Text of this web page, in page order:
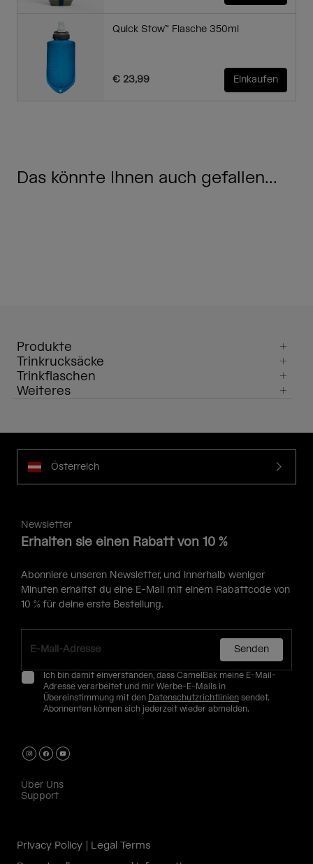
Quick Stow™ Flasche 350ml
€ 23,99 Einkaufen
Das könnte Ihnen auch gefallen...
Produkte
Trinkrucksäcke
Trinkflaschen
Weiteres
Österreich
Newsletter
Erhalten sie einen Rabatt von 10 %
Abonniere unseren Newsletter, und innerhalb weniger
Minuten erhältst du eine E-Mail mit einem Rabattcode von
10 % für deine erste Bestellung.
Senden
Ich bin damit einverstanden, dass CamelBak meine E-Mail-
Adresse verarbeitet und mir Werbe-E-Mails in
Übereinstimmung mit den Datenschutzrichtlinien sendet.
Abonnenten können sich jederzeit wieder abmelden.
Über Uns
Support
Privacy Policy
Legal Terms